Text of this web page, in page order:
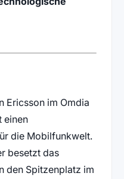
Ericsson im Omdia
einen
die Mobilfunkwelt.
besetzt das
den Spitzenplatz im